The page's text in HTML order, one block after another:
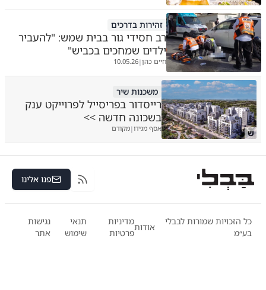
זהירות בדרכים
רב חסידי גור בבית שמש: "להעביר
ילדים שמחכים בכביש"
חיים כהן|
10.05.26
ש
משכנות שיר
רייסדור בפריסייל לפרוייקט ענק
בשכונה חדשה >>
אסף מגידו|מקודם
RSS פנו אלינו
כל הזכויות שמורות לבבלי
בע״מ
אודות
מדיניות
פרטיות
תנאי
שימוש
נגישות
אתר